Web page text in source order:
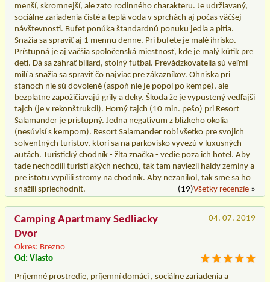
menší, skromnejší, ale zato rodinného charakteru. Je udržiavaný,
sociálne zariadenia čisté a teplá voda v sprchách aj počas väčšej
návštevnosti. Bufet ponúka štandardnú ponuku jedla a pitia.
Snažia sa spraviť aj 1 mennu denne. Pri bufete je malé ihrisko.
Prístupná je aj väčšia spoločenská miestnosť, kde je malý kútik pre
deti. Dá sa zahrať biliard, stolný futbal. Prevádzkovatelia sú veľmi
milí a snažia sa spraviť čo najviac pre zákazníkov. Ohniska pri
stanoch nie sú dovolené (aspoň nie je popol po kempe), ale
bezplatne zapožičiavajú grily a deky. Škoda že je vypustený vedľajši
tajch (je v rekonštrukcii). Horný tajch (10 min. pešo) pri Resort
Salamander je prístupný. Jedna negatívum z blízkeho okolia
(nesúvisí s kempom). Resort Salamander robí všetko pre svojich
solventných turistov, ktorí sa na parkovisko vyvezú v luxusných
autách. Turistický chodník - žlta značka - vedie poza ich hotel. Aby
tade nechodili turisti akých nechcú, tak tam naviezli haldy zeminy a
pre istotu vypílili stromy na chodník. Aby nezanikol, tak sme sa ho
snažili spriechodniť.
(19)Všetky recenzíe »
Camping Apartmany Sedliacky
Dvor
Okres: Brezno
04. 07. 2019
Od: Vlasto
Príjemné prostredie, príjemní domáci , sociálne zariadenia a